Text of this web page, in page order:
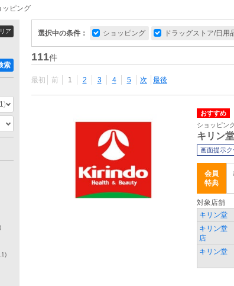
ッピング
選択中の条件： ショッピング ドラッグストア/日用
111件
最初 前 1 2 3 4 5 次 最後
おすすめ
ショッピン
キリン堂
画面提示ク
会員
特典
対象店舗
キリン堂
キリン堂
店
キリン堂
ア
索